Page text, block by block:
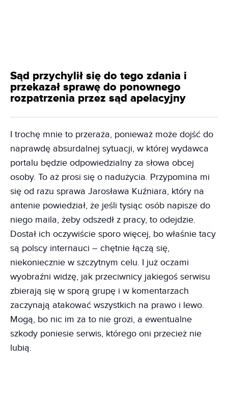
Sąd przychylił się do tego zdania i
przekazał sprawę do ponownego
rozpatrzenia przez sąd apelacyjny
I trochę mnie to przeraża, ponieważ może dojść do
naprawdę absurdalnej sytuacji, w której wydawca
portalu będzie odpowiedzialny za słowa obcej
osoby. To aż prosi się o nadużycia. Przypomina mi
się od razu sprawa Jarosława Kuźniara, który na
antenie powiedział, że jeśli tysiąc osób napisze do
niego maila, żeby odszedł z pracy, to odejdzie.
Dostał ich oczywiście sporo więcej, bo właśnie tacy
są polscy internauci – chętnie łączą się,
niekoniecznie w szczytnym celu. I już oczami
wyobraźni widzę, jak przeciwnicy jakiegoś serwisu
zbierają się w sporą grupę i w komentarzach
zaczynają atakować wszystkich na prawo i lewo.
Mogą, bo nic im za to nie grozi, a ewentualne
szkody poniesie serwis, którego oni przecież nie
lubią.